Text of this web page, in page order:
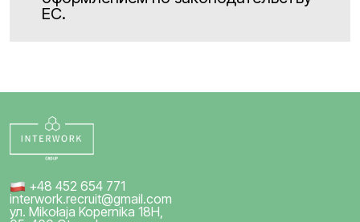
ЕС.
+48 452 654 771
interwork.recruit@gmail.com
ул. Mikołaja Kopernika 18H,